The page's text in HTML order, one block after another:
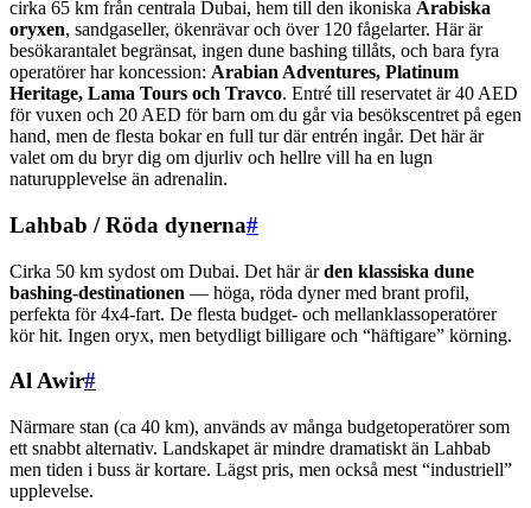
cirka 65 km från centrala Dubai, hem till den ikoniska Arabiska
oryxen, sandgaseller, ökenrävar och över 120 fågelarter. Här är
besökarantalet begränsat, ingen dune bashing tillåts, och bara fyra
operatörer har koncession: Arabian Adventures, Platinum
Heritage, Lama Tours och Travco. Entré till reservatet är 40 AED
för vuxen och 20 AED för barn om du går via besökscentret på egen
hand, men de flesta bokar en full tur där entrén ingår. Det här är
valet om du bryr dig om djurliv och hellre vill ha en lugn
naturupplevelse än adrenalin.
Lahbab / Röda dynerna#
Cirka 50 km sydost om Dubai. Det här ärden klassiska dune
bashing-destinationen — höga, röda dyner med brant profil,
perfekta för 4x4-fart. De flesta budget- och mellanklassoperatörer
kör hit. Ingen oryx, men betydligt billigare och “häftigare” körning.
Al Awir#
Närmare stan (ca 40 km), används av många budgetoperatörer som
ett snabbt alternativ. Landskapet är mindre dramatiskt än Lahbab
men tiden i buss är kortare. Lägst pris, men också mest “industriell”
upplevelse.